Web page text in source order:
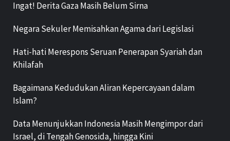
Ingat! Derita Gaza Masih Belum Sirna
Negara Sekuler Memisahkan Agama dari Legislasi
Hati-hati Merespons Seruan Penerapan Syariah dan
Khilafah
Bagaimana Kedudukan Aliran Kepercayaan dalam
Islam?
Data Menunjukkan Indonesia Masih Mengimpor dari
Israel, di Tengah Genosida, hingga Kini